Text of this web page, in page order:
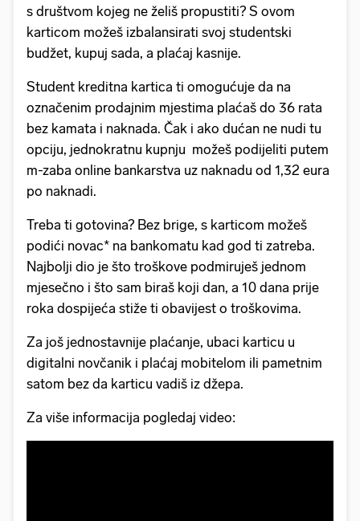
s društvom kojeg ne želiš propustiti? S ovom
karticom možeš izbalansirati svoj studentski
budžet, kupuj sada, a plaćaj kasnije.
Student kreditna kartica ti omogućuje da na
označenim prodajnim mjestima plaćaš do 36 rata
bez kamata i naknada. Čak i ako dućan ne nudi tu
opciju, jednokratnu kupnju možeš podijeliti putem
m-zaba online bankarstva uz naknadu od 1,32 eura
po naknadi.
Treba ti gotovina? Bez brige, s karticom možeš
podići novac* na bankomatu kad god ti zatreba.
Najbolji dio je što troškove podmiruješ jednom
mjesečno i što sam biraš koji dan, a 10 dana prije
roka dospijeća stiže ti obavijest o troškovima.
Za još jednostavnije plaćanje, ubaci karticu u
digitalni novčanik i plaćaj mobitelom ili pametnim
satom bez da karticu vadiš iz džepa.
Za više informacija pogledaj video: